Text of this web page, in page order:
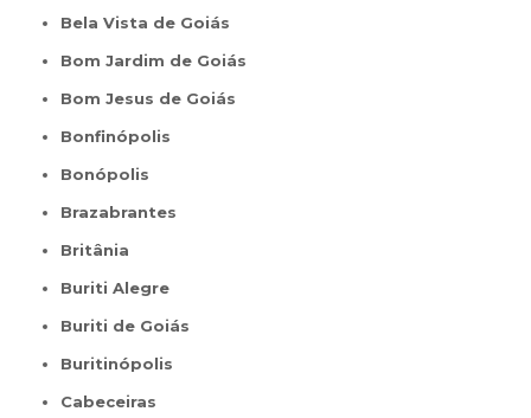
Bela Vista de Goiás
Bom Jardim de Goiás
Bom Jesus de Goiás
Bonfinópolis
Bonópolis
Brazabrantes
Britânia
Buriti Alegre
Buriti de Goiás
Buritinópolis
Cabeceiras